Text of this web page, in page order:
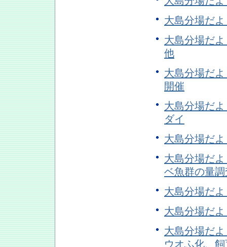
大島分場だ
大島分場だ
他
大島分場だ
開催
大島分場だ
ダイ
大島分場だ
大島分場だ
ベ魚群の量調
大島分場だ
大島分場だ
大島分場だ
ウオふ化、